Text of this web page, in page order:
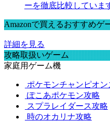
ーを徹底比較していま
Amazonで買えるおすすめゲ
詳細を見る
攻略取扱いゲーム
家庭用ゲーム機
ポケモンチャンピオン
ぽこあポケモン攻略
スプラレイダース攻略
時のオカリナ攻略